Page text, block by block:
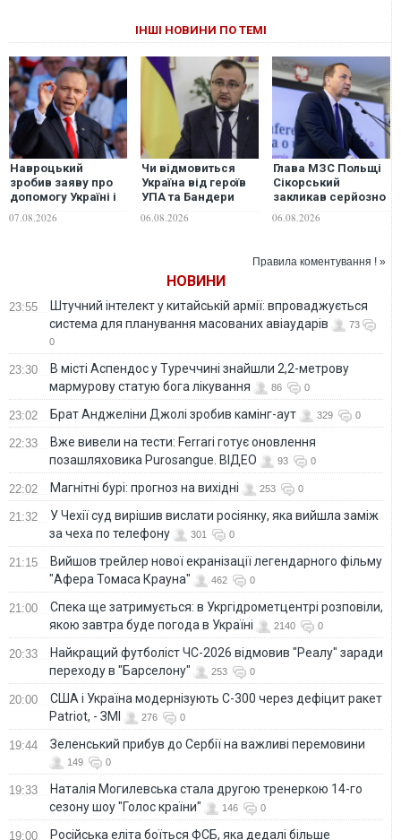
ІНШІ НОВИНИ ПО ТЕМІ
Навроцький
зробив заяву про
допомогу Україні і
згадав про
"бандерівські
07.08.2026
Чи відмовиться
Україна від героїв
УПА та Бандери
заради ЄС: посол у
Польщі відповів на
06.08.2026
Глава МЗС Польщі
Сікорський
закликав серйозно
обговорити
перехоплення
України
06.08.2026
Правила коментування ! »
НОВИНИ
23:55
Штучний інтелект у китайській армії: впроваджується
система для планування масованих авіаударів
73
0
23:30
В місті Аспендос у Туреччині знайшли 2,2-метрову
мармурову статую бога лікування
86 0
23:02 Брат Анджеліни Джолі зробив камінг-аут 329 0
22:33
Вже вивели на тести: Ferrari готує оновлення
позашляховика Purosangue. ВІДЕО
93 0
22:02 Магнітні бурі: прогноз на вихідні 253 0
21:32
У Чехії суд вирішив вислати росіянку, яка вийшла заміж
за чеха по телефону
301 0
21:15
Вийшов трейлер нової екранізації легендарного фільму
"Афера Томаса Крауна"
462 0
21:00
Спека ще затримується: в Укргідрометцентрі розповіли,
якою завтра буде погода в Україні
2140 0
20:33
Найкращий футболіст ЧС-2026 відмовив "Реалу" заради
переходу в "Барселону"
253 0
20:00
США і Україна модернізують С-300 через дефіцит ракет
Patriot, - ЗМІ
276 0
19:44 Зеленський прибув до Сербії на важливі перемовини
149 0
19:33
Наталія Могилевська стала другою тренеркою 14-го
сезону шоу "Голос країни"
146 0
19:00 Російська еліта боїться ФСБ, яка дедалі більше